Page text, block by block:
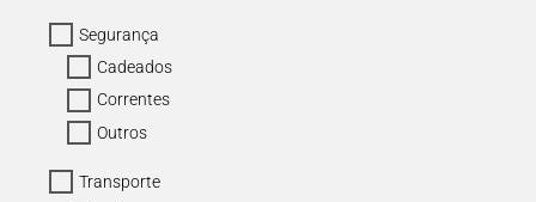
Segurança
Cadeados
Correntes
Outros
Transporte